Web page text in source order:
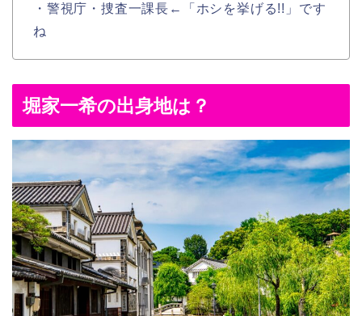
・警視庁・捜査一課長←「ホシを挙げる!!」です
ね
堀家一希の出身地は？